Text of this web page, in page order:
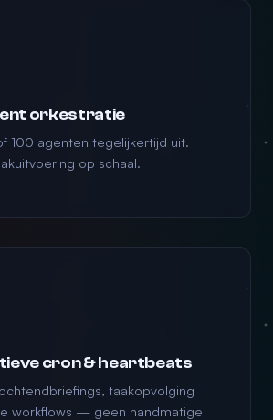
orkestratie
100 agenten tegelijkertijd uit.
op schaal.
cron & heartbeats
taakopvolging
workflows — geen handmatige